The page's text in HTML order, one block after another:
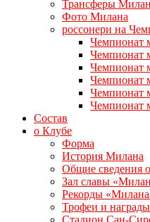
Трансферы
Фото Милана
россонери на
Чемпионат
Чемпионат
Чемпионат
Чемпионат
Чемпионат
Чемпионат
Состав
о Клубе
Форма
История Милана
Общие сведения
Зал славы
Рекорды
Трофеи и
Стадион Сан-